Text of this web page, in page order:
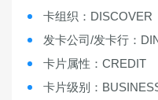
卡组织：DISCOVER
发卡公司/发卡行：
卡片属性：CREDIT
卡片级别：